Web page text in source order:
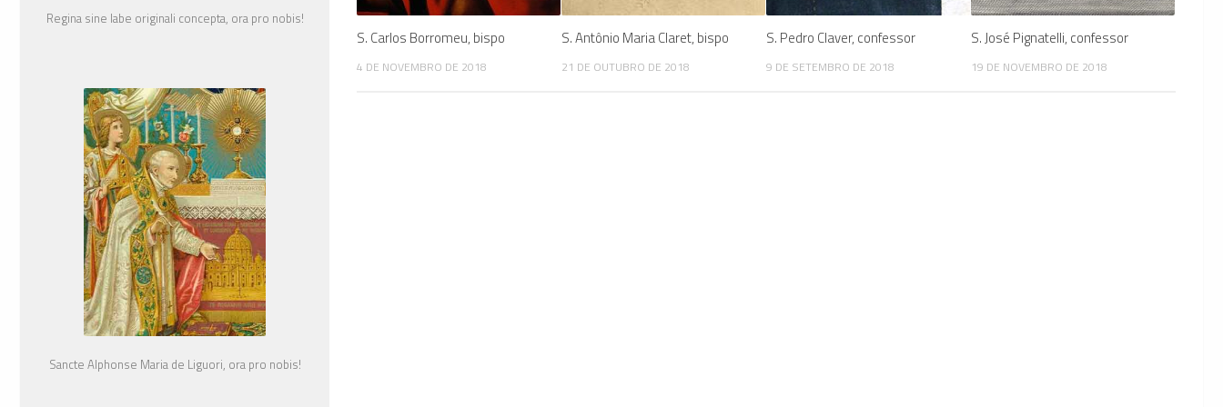
S. Carlos Borromeu, bispo
4 DE NOVEMBRO DE 2018
S. Antônio Maria Claret, bispo
21 DE OUTUBRO DE 2018
S. Pedro Claver, confessor
9 DE SETEMBRO DE 2018
S. José Pignatelli, confessor
19 DE NOVEMBRO DE 2018
Regina sine labe originali concepta, ora pro nobis!
Sancte Alphonse Maria de Liguori, ora pro nobis!